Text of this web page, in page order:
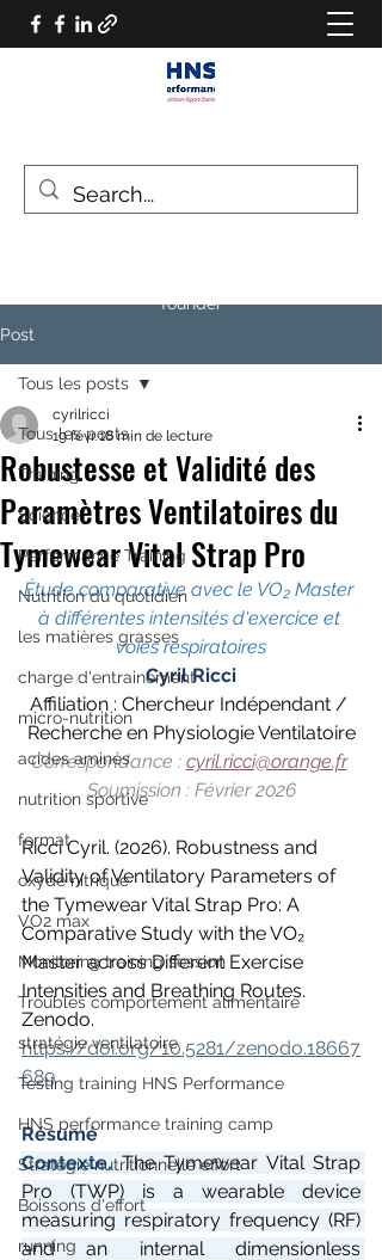
founder
Post
Tous les posts
Training
Science
Performance Training
Nutrition du quotidien
les matières grasses
charge d'entrainement
micro-nutrition
acides aminés
nutrition sportive
format
oxyde nitrique
VO2 max
Monitoring training session
Troubles comportement alimentaire
stratégie ventilatoire
Testing training HNS Performance
HNS performance training camp
Stratégie nutritionnelle effort
Boissons d'effort
running
Tous les posts
Robustesse et Validité des
Paramètres Ventilatoires du
Tymewear Vital Strap Pro
cyrilricci
19 févr.18 min de lecture
Étude comparative avec le VO₂ Master
à différentes intensités d'exercice et
voies respiratoires
Cyril Ricci
Affiliation : Chercheur Indépendant /
Recherche en Physiologie Ventilatoire
Correspondance : cyril.ricci@orange.fr
Soumission : Février 2026
Ricci Cyril. (2026). Robustness and
Validity of Ventilatory Parameters of
the Tymewear Vital Strap Pro: A
Comparative Study with the VO₂
Master across Different Exercise
Intensities and Breathing Routes.
Zenodo.
https://doi.org/10.5281/zenodo.18667
689
Résumé
Contexte. The Tymewear Vital Strap
Pro (TWP) is a wearable device
measuring respiratory frequency (RF)
and an internal dimensionless